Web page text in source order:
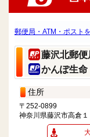
郵便局・ATM・ポスト
藤沢北郵便
かんぽ生
住所
〒252-0899
神奈川県藤沢市高倉１